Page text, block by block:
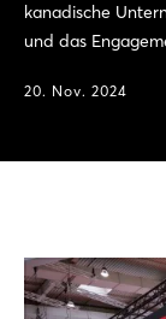
kanadische
und das
20. Nov. 2024